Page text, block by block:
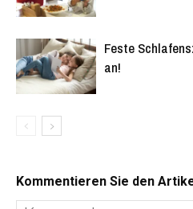
Feste
an!
Kommentieren Sie den